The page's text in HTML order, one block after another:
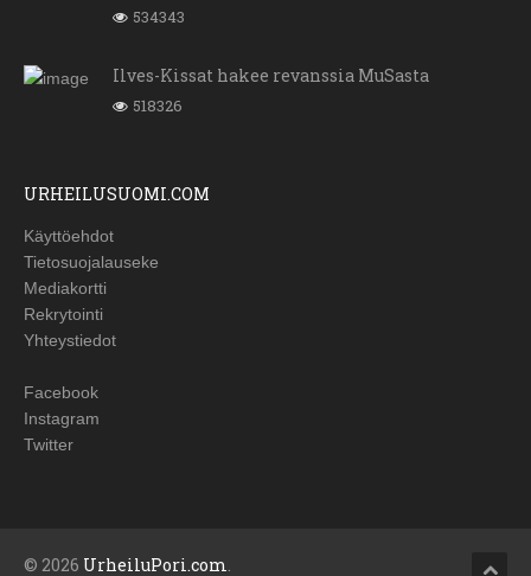
534343
Ilves-Kissat hakee revanssia MuSasta
518326
URHEILUSUOMI.COM
Käyttöehdot
Tietosuojalauseke
Mediakortti
Rekrytointi
Yhteystiedot
Facebook
Instagram
Twitter
© 2026 UrheiluPori.com.